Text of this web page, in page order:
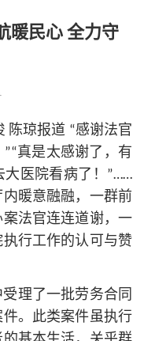
暖民心 全力守
陈琼报道 “感谢法官
真是太感谢了，有
大医院看病了！”……
暖意融融，一群前
法官连连道谢，一
行工作的认可与赞
理了一批劳务合同
。此类案件虽执行